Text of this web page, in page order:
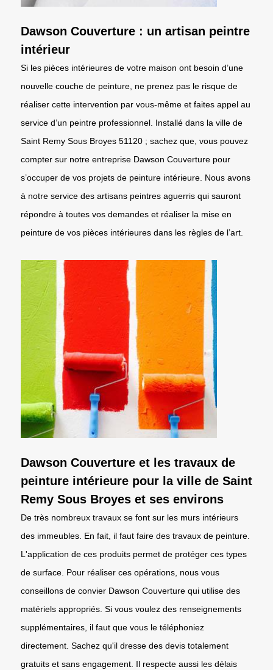
Dawson Couverture : un artisan peintre
intérieur
Si les pièces intérieures de votre maison ont besoin d’une
nouvelle couche de peinture, ne prenez pas le risque de
réaliser cette intervention par vous-même et faites appel au
service d’un peintre professionnel. Installé dans la ville de
Saint Remy Sous Broyes 51120 ; sachez que, vous pouvez
compter sur notre entreprise Dawson Couverture pour
s’occuper de vos projets de peinture intérieure. Nous avons
à notre service des artisans peintres aguerris qui sauront
répondre à toutes vos demandes et réaliser la mise en
peinture de vos pièces intérieures dans les règles de l’art.
Dawson Couverture et les travaux de
peinture intérieure pour la ville de Saint
Remy Sous Broyes et ses environs
De très nombreux travaux se font sur les murs intérieurs
des immeubles. En fait, il faut faire des travaux de peinture.
L'application de ces produits permet de protéger ces types
de surface. Pour réaliser ces opérations, nous vous
conseillons de convier Dawson Couverture qui utilise des
matériels appropriés. Si vous voulez des renseignements
supplémentaires, il faut que vous le téléphoniez
directement. Sachez qu'il dresse des devis totalement
gratuits et sans engagement. Il respecte aussi les délais